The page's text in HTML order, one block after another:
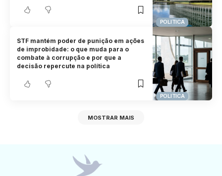
POLITICA
POLITICA
STF mantém poder de punição em ações
de improbidade: o que muda para o
combate à corrupção e por que a
decisão repercute na política
MOSTRAR MAIS